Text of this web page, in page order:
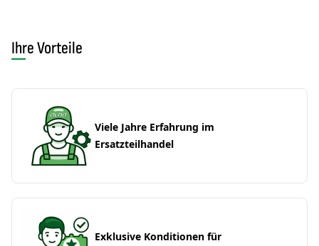
Ihre Vorteile
Viele Jahre Erfahrung im
Ersatzteilhandel
Exklusive Konditionen für